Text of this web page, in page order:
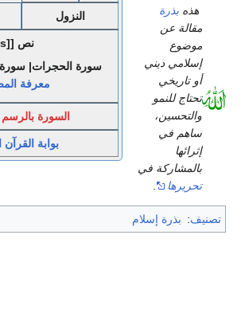
النزول
نص [[s:
سورة الحجرات|
معرفة
السورة بالرسم
بوابة القرآن
هذه بذرة
مقالة عن
موضوع
إسلامي ديني
أو تاريخي
تحتاج للنمو
والتحسين،
ساهم في
إثرائها
بالمشاركة في
تحريرها
تصنيف: بذرة إسلام